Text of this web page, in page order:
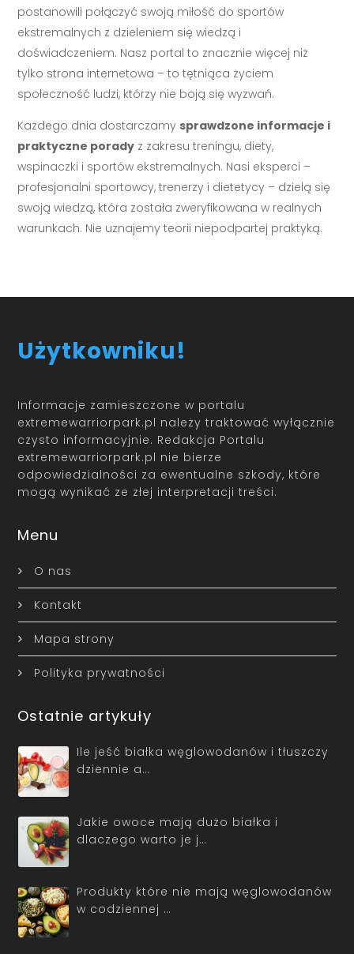
postanowili połączyć swoją miłość do sportów
ekstremalnych z dzieleniem się wiedzą i
doświadczeniem. Nasz portal to znacznie więcej niż
tylko strona internetowa – to tętniąca życiem
społeczność ludzi, którzy nie boją się wyzwań.
Każdego dnia dostarczamy sprawdzone informacje i
praktyczne porady z zakresu treningu, diety,
wspinaczki i sportów ekstremalnych. Nasi eksperci –
profesjonalni sportowcy, trenerzy i dietetycy – dzielą się
swoją wiedzą, która została zweryfikowana w realnych
warunkach. Nie uznajemy teorii niepodpartej praktyką.
Użytkowniku!
Informacje zamieszczone w portalu
extremewarriorpark.pl należy traktować wyłącznie
czysto informacyjnie. Redakcja Portalu
extremewarriorpark.pl nie bierze
odpowiedzialności za ewentualne szkody, które
mogą wynikać ze złej interpretacji treści.
Menu
O nas
Kontakt
Mapa strony
Polityka prywatności
Ostatnie artykuły
Ile jeść białka węglowodanów i tłuszczy
dziennie a…
Jakie owoce mają dużo białka i
dlaczego warto je j…
Produkty które nie mają węglowodanów
w codziennej …